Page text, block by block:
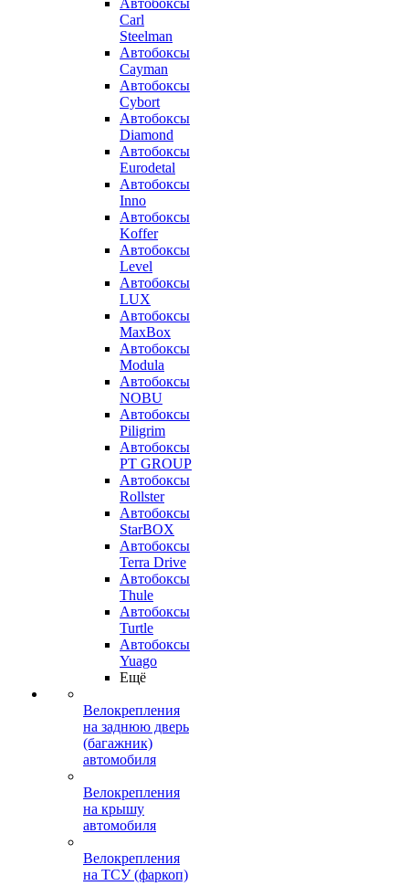
Автобоксы
Carl
Steelman
Автобоксы
Cayman
Автобоксы
Cybort
Автобоксы
Diamond
Автобоксы
Eurodetal
Автобоксы
Inno
Автобоксы
Koffer
Автобоксы
Level
Автобоксы
LUX
Автобоксы
MaxBox
Автобоксы
Modula
Автобоксы
NOBU
Автобоксы
Piligrim
Автобоксы
PT GROUP
Автобоксы
Rollster
Автобоксы
StarBOX
Автобоксы
Terra Drive
Автобоксы
Thule
Автобоксы
Turtle
Автобоксы
Yuago
Ещё
Велокрепления
на заднюю дверь
(багажник)
автомобиля
Велокрепления
на крышу
автомобиля
Велокрепления
на ТСУ (фаркоп)